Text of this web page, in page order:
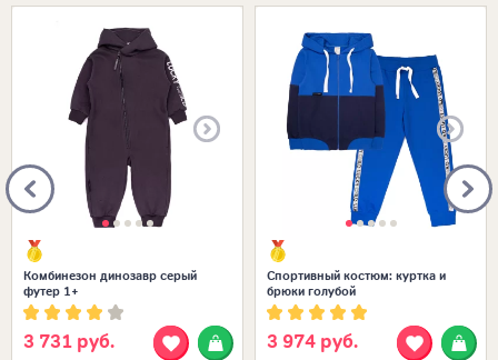
Размеры в наличии: Размеры в наличии:
Комбинезон динозавр серый
футер 1+
3 731 руб.
Спортивный костюм: куртка и
брюки голубой
3 974 руб.